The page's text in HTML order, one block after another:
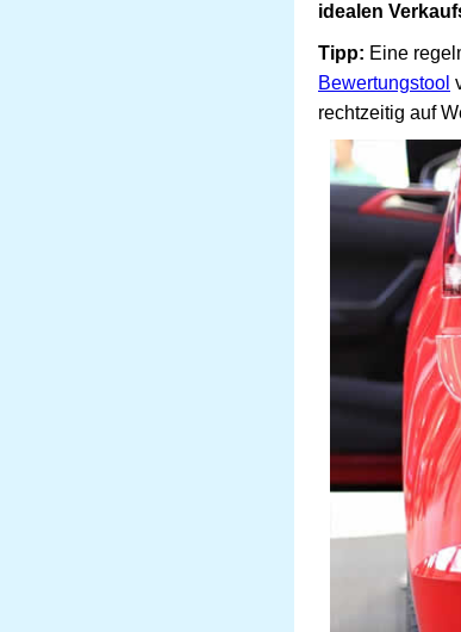
idealen
Tipp: Eine
Bewertungstool
rechtzeitig auf